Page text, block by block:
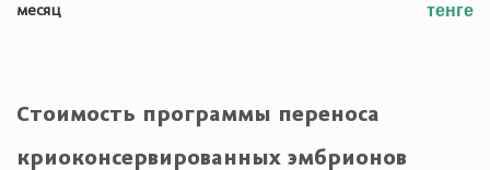
месяц
тенге
Стоимость программы переноса
криоконсервированных эмбрионов